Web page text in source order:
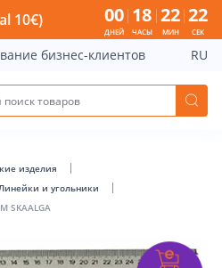
300X200MM SKAALGA - Bauhof
10€) 00
ДНЕЙ
18
ЧАСЫ
22
МИН
21
СЕК
бизнес-клиентов RU
изделия
Линейки и угольники
SKAALGA